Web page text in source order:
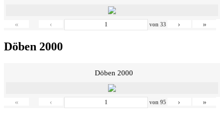
« ‹ von 33 › »
Döben 2000
Döben 2000
« ‹ von 95 › »